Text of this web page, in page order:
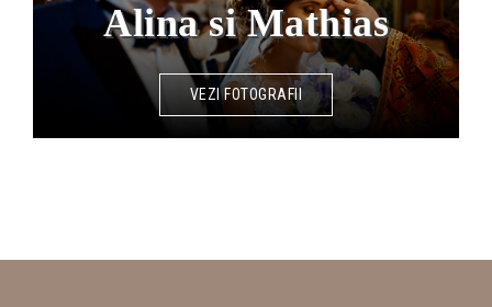
Alina si Mathias
VEZI FOTOGRAFII